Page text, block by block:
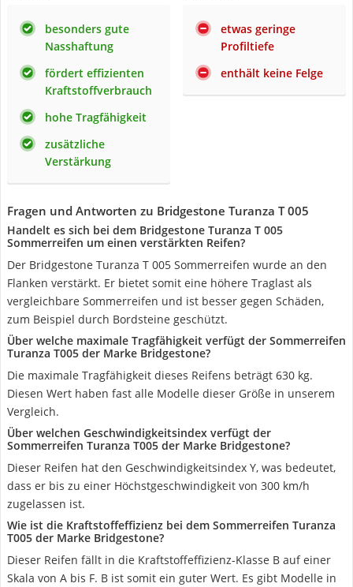
besonders gute
Nasshaftung
fördert effizienten
Kraftstoffverbrauch
hohe Tragfähigkeit
zusätzliche
Verstärkung
etwas geringe
Profiltiefe
enthält keine Felge
Fragen und Antworten zu Bridgestone Turanza T 005
Handelt es sich bei dem Bridgestone Turanza T 005
Sommerreifen um einen verstärkten Reifen?
Der Bridgestone Turanza T 005 Sommerreifen wurde an den
Flanken verstärkt. Er bietet somit eine höhere Traglast als
vergleichbare Sommerreifen und ist besser gegen Schäden,
zum Beispiel durch Bordsteine geschützt.
Über welche maximale Tragfähigkeit verfügt der Sommerreifen
Turanza T005 der Marke Bridgestone?
Die maximale Tragfähigkeit dieses Reifens beträgt 630 kg.
Diesen Wert haben fast alle Modelle dieser Größe in unserem
Vergleich.
Über welchen Geschwindigkeitsindex verfügt der
Sommerreifen Turanza T005 der Marke Bridgestone?
Dieser Reifen hat den Geschwindigkeitsindex Y, was bedeutet,
dass er bis zu einer Höchstgeschwindigkeit von 300 km/h
zugelassen ist.
Wie ist die Kraftstoffeffizienz bei dem Sommerreifen Turanza
T005 der Marke Bridgestone?
Dieser Reifen fällt in die Kraftstoffeffizienz-Klasse B auf einer
Skala von A bis F. B ist somit ein guter Wert. Es gibt Modelle in